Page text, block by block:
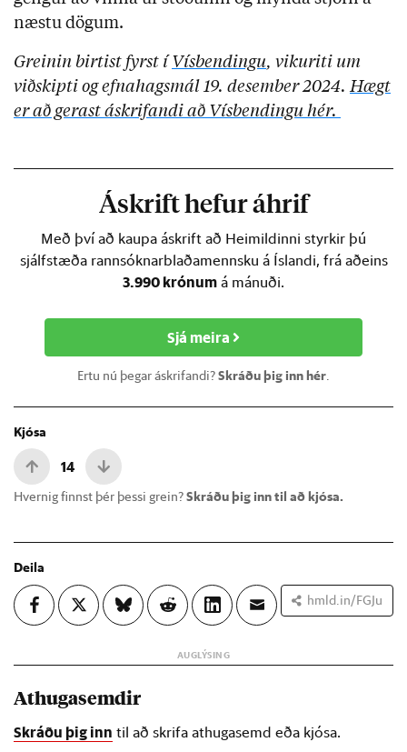
næstu dögum.
Greinin birtist fyrst í Vísbendingu, vikuriti um
viðskipti og efnahagsmál 19. desember 2024. Hægt
er að gerast áskrifandi að Vísbendingu hér.
Áskrift hefur áhrif
Með því að kaupa áskrift að Heimildinni styrkir þú
sjálfstæða rannsóknarblaðamennsku á Íslandi, frá aðeins
3.990 krónum á mánuði.
Sjá meira
Ertu nú þegar áskrifandi?Skráðu þig inn hér.
Kjósa
14
Hvernig finnst þér þessi grein?Skráðu þig inn til að kjósa.
Deila
hmld.in/FGJu
Athugasemdir
Skráðu þig inn til að skrifa athugasemd eða kjósa.